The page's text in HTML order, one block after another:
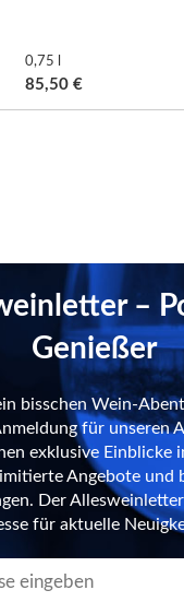
0,75 l
85,50 €
–
Genießer
bisschen Wein-
für unseren
exklusive Einblicke
Angebote und
Der
für aktuelle